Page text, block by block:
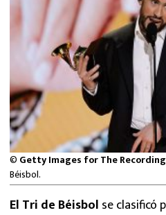
FUTBOL ESTUFA
FÓRMULA 1
BOXEO
LIGA MX
NFL
© Getty Images for The
Béisbol.
El Tri de Béisbol se clasificó